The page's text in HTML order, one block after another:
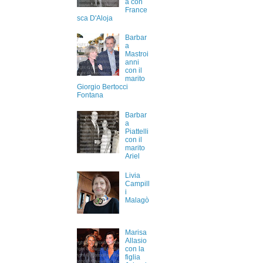
a con
France
sca D'Aloja
Barbar
a
Mastroi
anni
con il
marito
Giorgio Bertocci
Fontana
Barbar
a
Piattelli
con il
marito
Ariel
Livia
Campill
i
Malagò
Marisa
Allasio
con la
figlia